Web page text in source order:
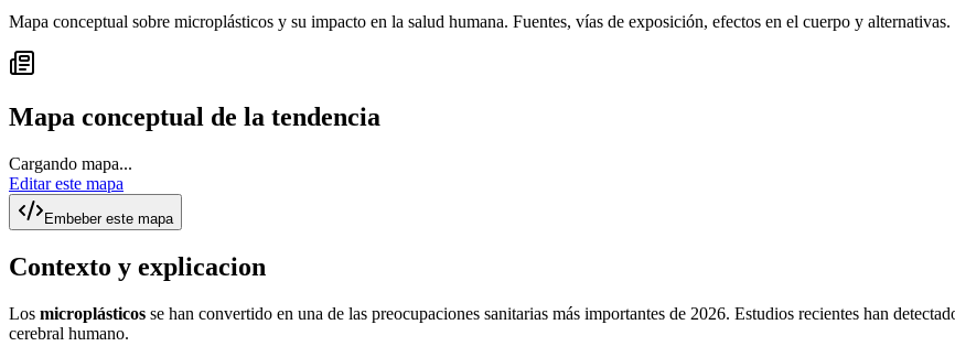
Mapa conceptual sobre microplásticos y su impacto en la salud humana. Fuentes, vías de exposición, efectos en el cuerpo y alternativas.
Mapa conceptual de la tendencia
Cargando mapa...
Editar este mapa
Embeber este mapa
Contexto y explicacion
Los microplásticos se han convertido en una de las preocupaciones sanitarias más importantes de 2026. Estudios recientes han
cerebral humano.